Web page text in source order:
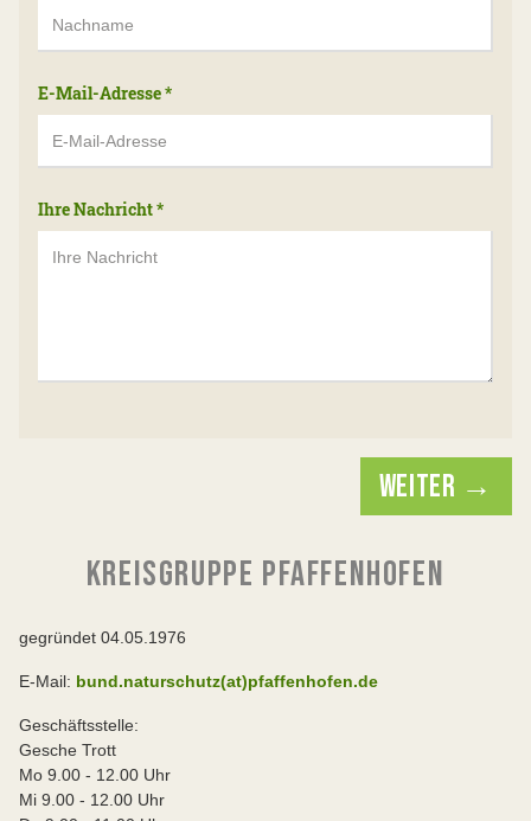
E-Mail-Adresse*
Ihre Nachricht*
WEITER →
KREISGRUPPE PFAFFENHOFEN
gegründet 04.05.1976
E-Mail: bund.naturschutz(at)pfaffenhofen.de
Geschäftsstelle:
Gesche Trott
Mo 9.00 - 12.00 Uhr
Mi 9.00 - 12.00 Uhr